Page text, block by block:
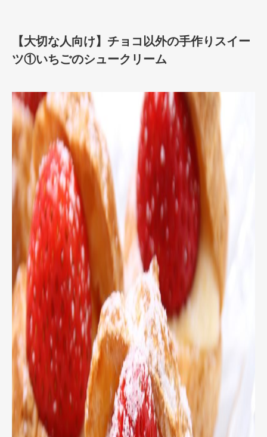
【大切な人向け】チョコ以外の手作りスイー
ツ①いちごのシュークリーム